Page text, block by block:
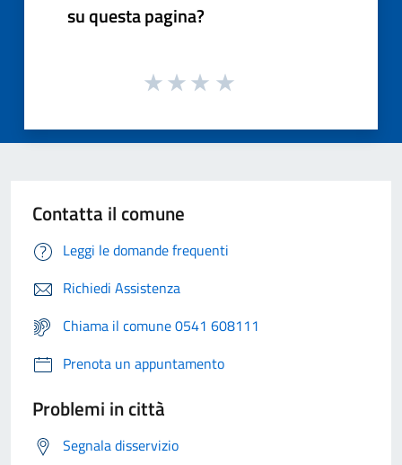
su questa pagina?
Contatta il comune
Leggi le domande frequenti
Richiedi Assistenza
Chiama il comune 0541 608111
Prenota un appuntamento
Problemi in città
Segnala disservizio